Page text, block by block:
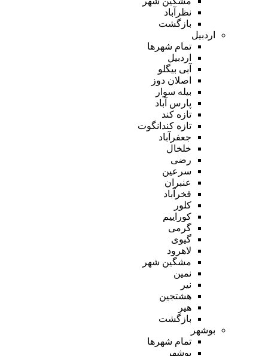
نظرآباد
بازگشت
اردبیل
تمام شهر‌ها
اردبیل
آبی بیگلو
اصلان دوز
بیله سوار
پارس آباد
تازه کند
تازه کندانگوت
جعفرآباد
خلخال
رضی
سرعین
عنبران
فخرآباد
کلور
کوراییم
گرمی
گیوی
لاهرود
مشگین شهر
نمین
نیر
هشتجین
هیر
بازگشت
بوشهر
تمام شهر‌ها
بوشهر